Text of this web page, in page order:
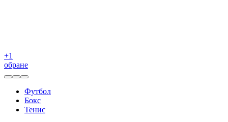
+1
обране
Футбол
Бокс
Тенис